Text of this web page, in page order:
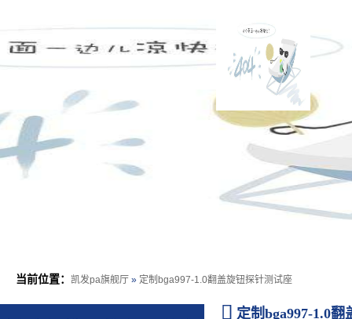
当前位置： 凯发pa旗舰厅 » 定制bga997-1.0翻盖旋钮探针测试座
 定制bga997-1.0